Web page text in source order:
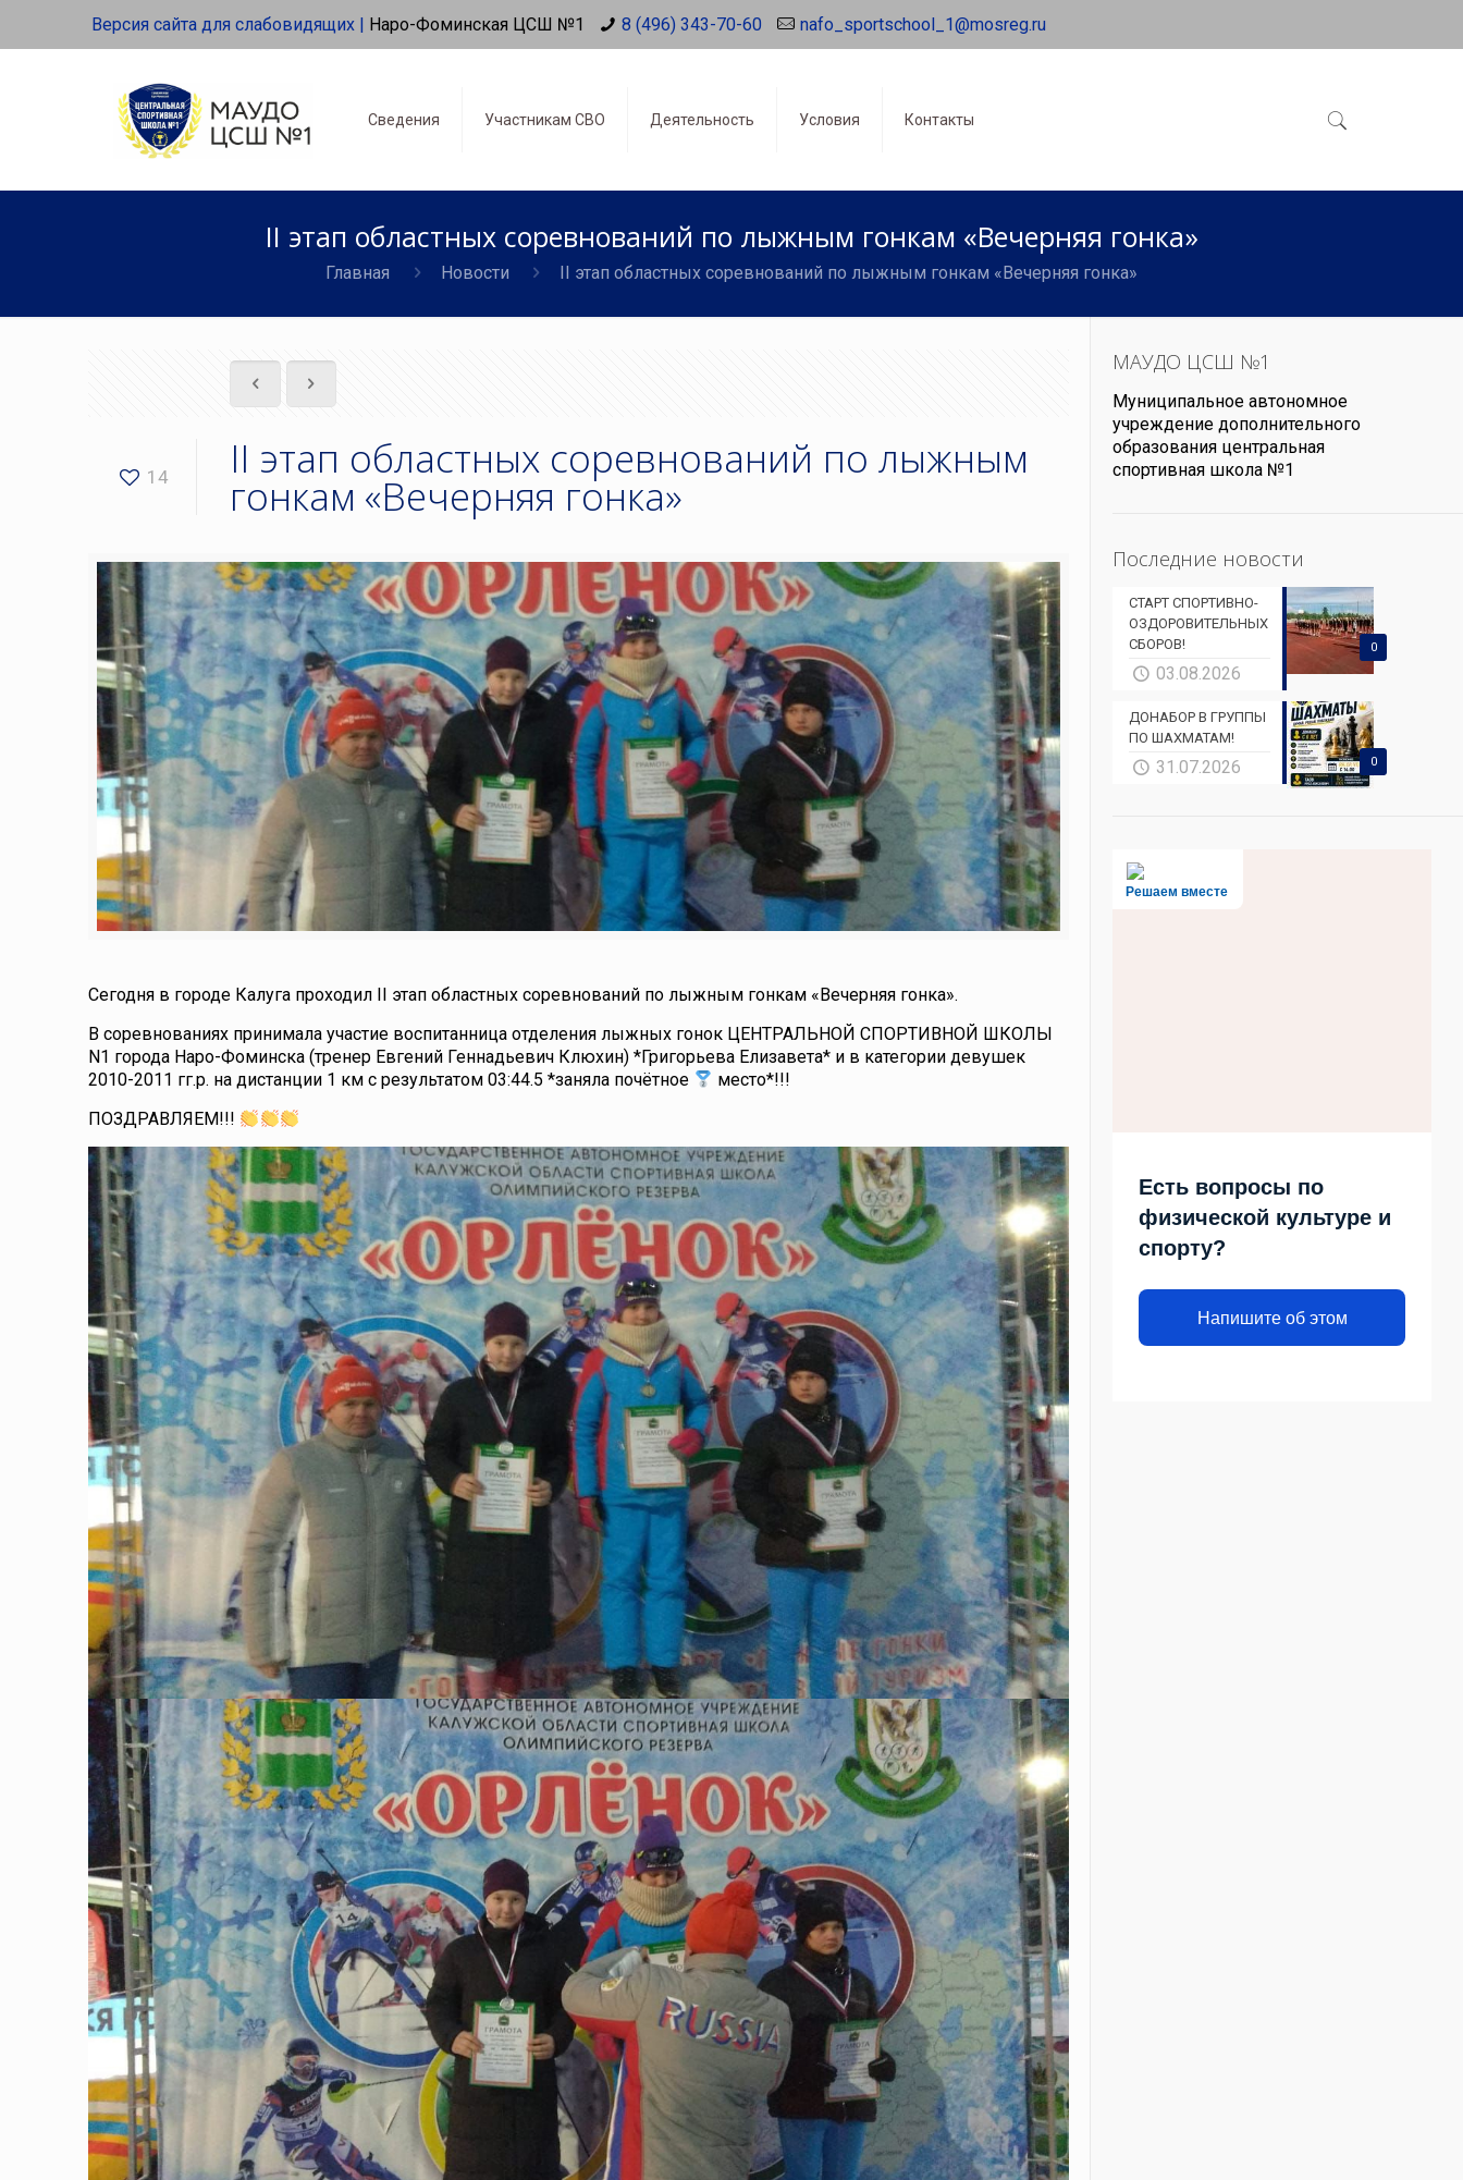
Версия сайта для слабовидящих | Наро-Фоминская ЦСШ №1 8 (496) 343-70-60 nafo_sportschool_1@mosreg.ru
Сведения Участникам СВО Деятельность Условия Контакты
II этап областных соревнований по лыжным гонкам «Вечерняя гонка»
Главная Новости II этап областных соревнований по лыжным гонкам «Вечерняя гонка»
14 II этап областных соревнований по лыжным
гонкам «Вечерняя гонка»
Сегодня в городе Калуга проходил II этап областных соревнований по лыжным гонкам «Вечерняя гонка».
В соревнованиях принимала участие воспитанница отделения лыжных гонок ЦЕНТРАЛЬНОЙ СПОРТИВНОЙ ШКОЛЫ
N1 города Наро-Фоминска (тренер Евгений Геннадьевич Клюхин) *Григорьева Елизавета* и в категории девушек
2010-2011 гг.р. на дистанции 1 км с результатом 03:44.5 *заняла почётное
место*!!!
ПОЗДРАВЛЯЕМ!!!
МАУДО ЦСШ №1
Муниципальное автономное
учреждение дополнительного
образования центральная
спортивная школа №1
Последние новости
0
СТАРТ СПОРТИВНО-
ОЗДОРОВИТЕЛЬНЫХ
СБОРОВ!
03.08.2026
0
ДОНАБОР В ГРУППЫ
ПО ШАХМАТАМ!
31.07.2026
Решаем вместе
Есть вопросы по
физической культуре и
спорту?
Напишите об этом